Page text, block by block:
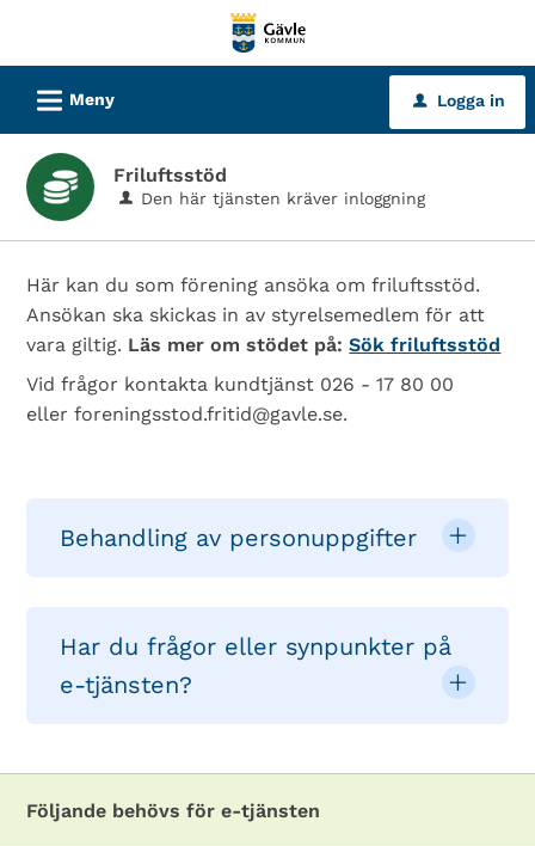
tjänster
Gävle
kommun
L Meny u Logga in
Friluftsstöd
Den här tjänsten kräver inloggning
Här kan du som förening ansöka om friluftsstöd.
Ansökan ska skickas in av styrelsemedlem för att
vara giltig. Läs mer om stödet på:Sök friluftsstöd
Vid frågor kontakta kundtjänst 026 - 17 80 00
eller foreningsstod.fritid@gavle.se.
Behandling av personuppgifter
Har du frågor eller synpunkter på
e-tjänsten?
Följande behövs för e-tjänsten